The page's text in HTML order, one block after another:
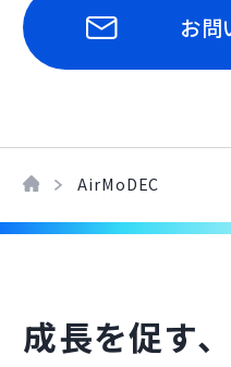
お問
AirMoDEC
成長を促す、